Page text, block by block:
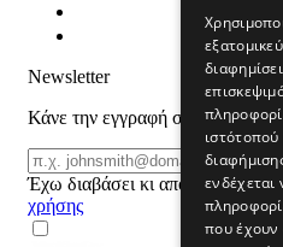
Newsletter
Κάνε την εγγραφή σου και μάθε
Email
Έχω διαβάσει κι αποδέχομαι
χρήσης
ενδέχεται
που έχουν